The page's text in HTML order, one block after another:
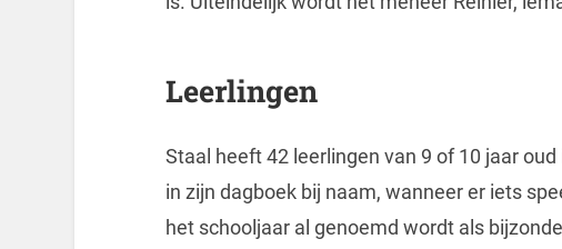
Leerlingen
Staal heeft 42 leerlingen van 9 of 10 jaar
in zijn dagboek bij naam, wanneer er iets
het schooljaar al genoemd wordt als